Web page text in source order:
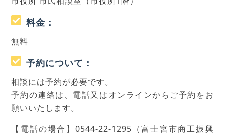
料金：
無料
予約について：
相談には予約が必要です。
予約の連絡は、電話又はオンラインからご予約をお
願いいたします。
【電話の場合】0544-22-1295（富士宮市商工振興